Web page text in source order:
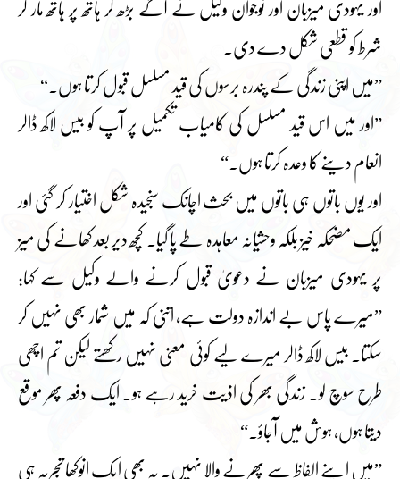
اور یہودی میزبان اور نوجوان وکیل نے آگے بڑھ کر ہاتھ پر ہاتھ مار کر
شرط کو قطعی شکل دے دی۔
”میں اپنی زندگی کے پندرہ برسوں کی قید مسلسل قبول کرتا ہوں۔“
”اور میں اس قید مسلسل کی کامیاب تکمیل پر آپ کو بیس لاکھ ڈالر
انعام دینے کا وعدہ کرتا ہوں۔“
اور یوں باتوں ہی باتوں میں بحث اچانک سنجیدہ شکل اختیار کر گئی اور
ایک مضحکہ خیز بلکہ وحشیانہ معاہدہ طے پا گیا۔ کچھ دیر بعد کھانے کی میز
پر یہودی میزبان نے دعویٰ قبول کرنے والے وکیل سے کہا:
”میرے پاس بے اندازہ دولت ہے، اتنی کہ میں شمار بھی نہیں کر
سکتا۔ بیس لاکھ ڈالر میرے لیے کوئی معنی نہیں رکھتے لیکن تم اچھی
طرح سوچ لو۔ زندگی بھر کی اذیت خرید رہے ہو۔ ایک دفعہ پھر موقع
دیتا ہوں، ہوش میں آجاؤ۔“
”میں اپنے الفاظ سے پھرنے والا نہیں۔ یہ بھی ایک انوکھا تجربہ ہی